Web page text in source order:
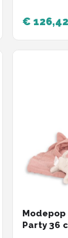
€ 126,42
Modepop
Party 36